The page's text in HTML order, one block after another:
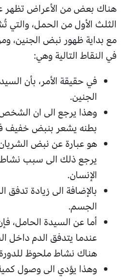
هناك بعض من الأعراض تظهر
الثلث الأول من الحمل، والتي
مع بداية ظهور نبض الجنين،
في النقاط التالية وهي:
في حقيقة الأمر، بأن
الجنين.
وهذا يرجع الى ان
بطنه يشعر بنبض خفيف
هو عبارة عن نبض
يرجع ذلك الى سبب نشاط
الإنسان.
بالإضافة الى زيادة تدفق
الجسم.
أما عن السيدة الحامل،
عندما يتدفق الدم داخل
هناك نشاط ملحوظ للدورة
وهذا يؤدي الى وصول